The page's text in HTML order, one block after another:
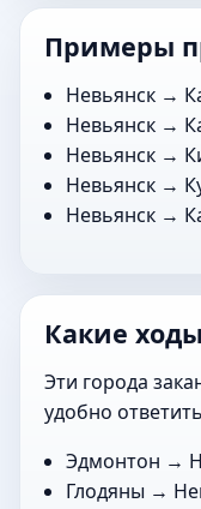
Примеры
Невьянск →
Невьянск →
Невьянск →
Невьянск →
Невьянск →
Какие
Эти города
удобно
Эдмонтон →
Глодяны →